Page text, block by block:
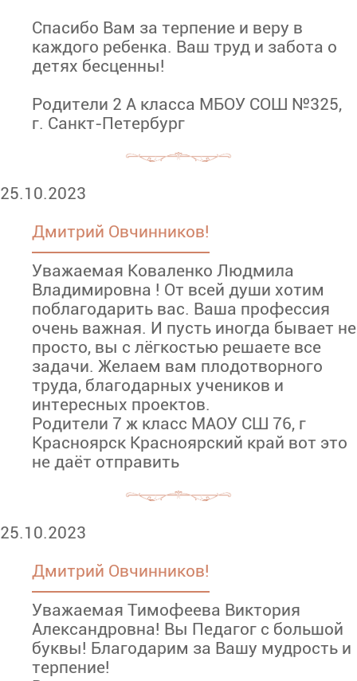
Спасибо Вам за терпение и веру в
каждого ребенка. Ваш труд и забота о
детях бесценны!
Родители 2 А класса МБОУ СОШ №325,
г. Санкт-Петербург
25.10.2023
Дмитрий Овчинников!
Уважаемая Коваленко Людмила
Владимировна ! От всей души хотим
поблагодарить вас. Ваша профессия
очень важная. И пусть иногда бывает не
просто, вы с лёгкостью решаете все
задачи. Желаем вам плодотворного
труда, благодарных учеников и
интересных проектов.
Родители 7 ж класс МАОУ СШ 76, г
Красноярск Красноярский край вот это
не даёт отправить
25.10.2023
Дмитрий Овчинников!
Уважаемая Тимофеева Виктория
Александровна! Вы Педагог с большой
буквы! Благодарим за Вашу мудрость и
терпение!